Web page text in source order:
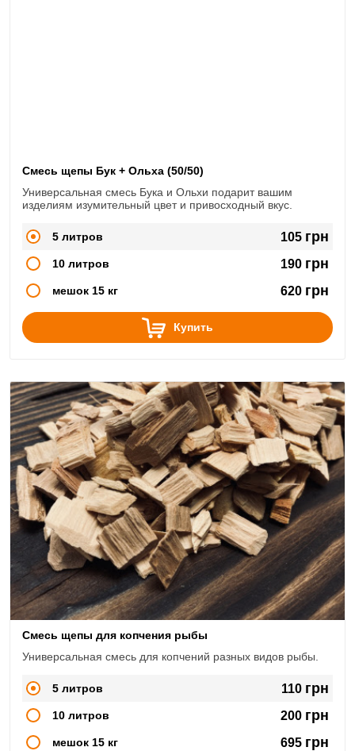
Смесь щепы Бук + Ольха (50/50)
Универсальная смесь Бука и Ольхи подарит вашим
изделиям изумительный цвет и привосходный вкус.
5 литров 105 грн
10 литров 190 грн
мешок 15 кг 620 грн
Купить
Смесь щепы для копчения рыбы
Универсальная смесь для копчений разных видов рыбы.
5 литров 110 грн
10 литров 200 грн
мешок 15 кг 695 грн